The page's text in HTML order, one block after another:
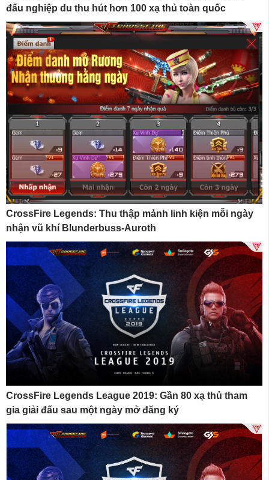
đấu nghiệp du thu hút hơn 100 xạ thủ toàn quốc
CrossFire Legends: Thu thập mảnh linh kiện mỗi ngày
nhận vũ khí Blunderbuss-Auroth
CrossFire Legends League 2019: Gần 80 xạ thủ tham
gia giải đấu sau một ngày mở đăng ký